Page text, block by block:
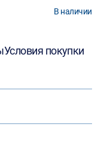
В наличии
Условия покупки